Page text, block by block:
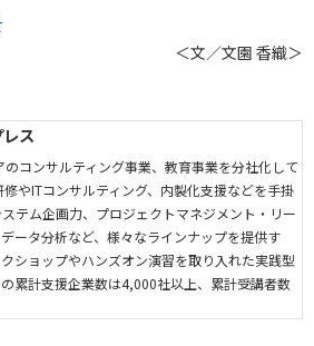
＜文／文園 香織＞
ス
コンサルティング事業、教育事業を分社化して
やITコンサルティング、内製化支援などを手掛
テム企画力、プロジェクトマネジメント・リー
ータ分析など、様々なラインナップを提供す
ショップやハンズオン演習を取り入れた実践型
累計支援企業数は4,000社以上、累計受講者数